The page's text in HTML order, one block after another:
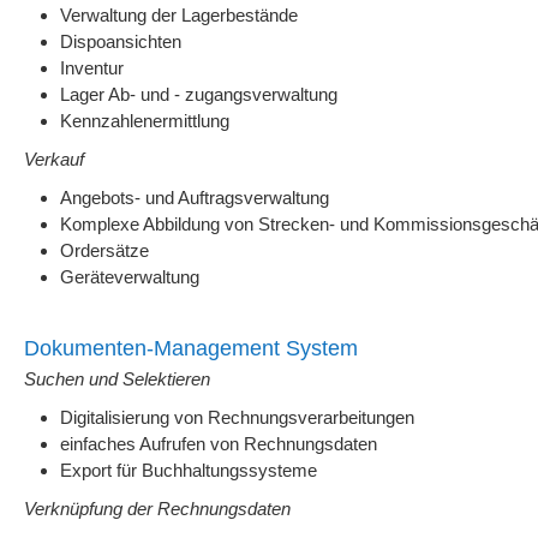
Verwaltung der Lagerbestände
Dispoansichten
Inventur
Lager Ab- und - zugangsverwaltung
Kennzahlenermittlung
Verkauf
Angebots- und Auftragsverwaltung
Komplexe Abbildung von Strecken- und
Ordersätze
Geräteverwaltung
Dokumenten-Management System
Suchen und Selektieren
Digitalisierung von Rechnungsverarbeitungen
einfaches Aufrufen von Rechnungsdaten
Export für Buchhaltungssysteme
Verknüpfung der Rechnungsdaten